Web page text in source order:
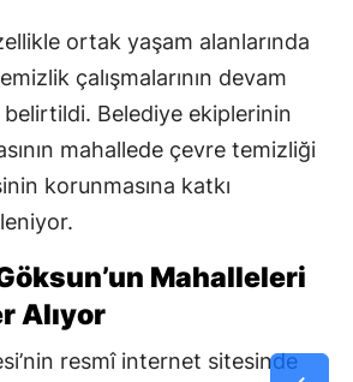
ortak yaşam alanlarında
çalışmalarının devam
Belediye ekiplerinin
mahallede çevre temizliği
korunmasına katkı
Mahalleleri
Alıyor
resmî internet sitesinde